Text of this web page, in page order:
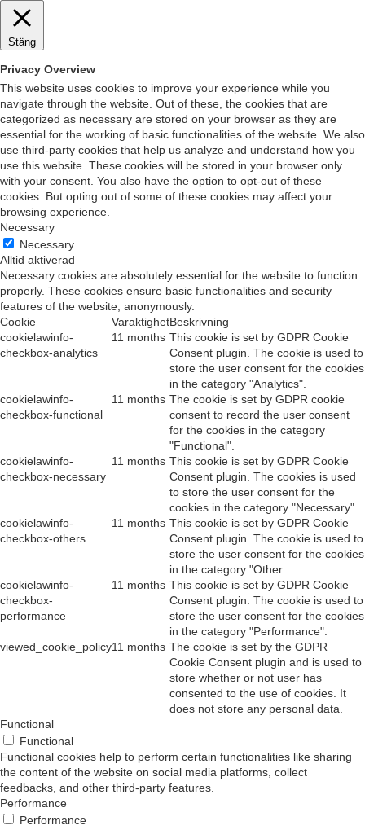
Stäng
Privacy Overview
This website uses cookies to improve your experience while you
navigate through the website. Out of these, the cookies that are
categorized as necessary are stored on your browser as they are
essential for the working of basic functionalities of the website. We also
use third-party cookies that help us analyze and understand how you
use this website. These cookies will be stored in your browser only
with your consent. You also have the option to opt-out of these
cookies. But opting out of some of these cookies may affect your
browsing experience.
Necessary
Necessary
Alltid aktiverad
Necessary cookies are absolutely essential for the website to function
properly. These cookies ensure basic functionalities and security
features of the website, anonymously.
Cookie
VaraktighetBeskrivning
cookielawinfo-
checkbox-analytics
11 months This cookie is set by GDPR Cookie
Consent plugin. The cookie is used to
store the user consent for the cookies
in the category "Analytics".
cookielawinfo-
checkbox-functional
11 months The cookie is set by GDPR cookie
consent to record the user consent
for the cookies in the category
"Functional".
cookielawinfo-
checkbox-necessary
11 months This cookie is set by GDPR Cookie
Consent plugin. The cookies is used
to store the user consent for the
cookies in the category "Necessary".
cookielawinfo-
checkbox-others
11 months This cookie is set by GDPR Cookie
Consent plugin. The cookie is used to
store the user consent for the cookies
in the category "Other.
cookielawinfo-
checkbox-
performance
11 months This cookie is set by GDPR Cookie
Consent plugin. The cookie is used to
store the user consent for the cookies
in the category "Performance".
viewed_cookie_policy11 months The cookie is set by the GDPR
Cookie Consent plugin and is used to
store whether or not user has
consented to the use of cookies. It
does not store any personal data.
Functional
Functional
Functional cookies help to perform certain functionalities like sharing
the content of the website on social media platforms, collect
feedbacks, and other third-party features.
Performance
Performance